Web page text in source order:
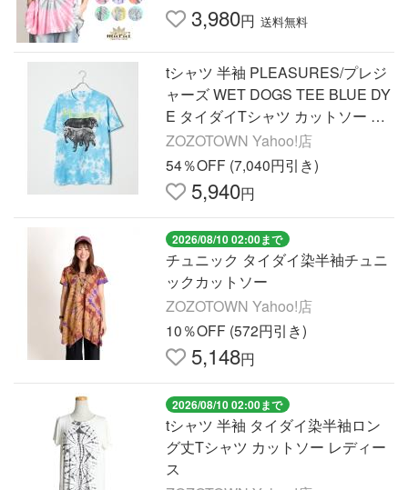
3,980円 送料無料
tシャツ 半袖 PLEASURES/プレジ
ャーズ WET DOGS TEE BLUE DY
E タイダイTシャツ カットソー 半
袖Tシャツ 夏物 夏服 レディース
ZOZOTOWN Yahoo!店
54％OFF (7,040円引き)
5,940円
2026/08/10 02:00まで
チュニック タイダイ染半袖チュニ
ックカットソー
ZOZOTOWN Yahoo!店
10％OFF (572円引き)
5,148円
2026/08/10 02:00まで
tシャツ 半袖 タイダイ染半袖ロン
グ丈Tシャツ カットソー レディー
ス